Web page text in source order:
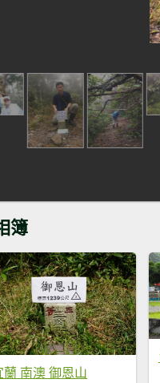
簿
蘭 南澳 御恩山